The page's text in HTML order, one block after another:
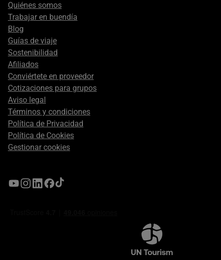
secondary
Quiénes somos
Trabajar en buendía
Blog
Guías de viaje
Sostenibilidad
Afiliados
Conviértete en proveedor
Cotizaciones para grupos
Aviso legal
Términos y condiciones
Política de Privacidad
Política de Cookies
Gestionar cookies